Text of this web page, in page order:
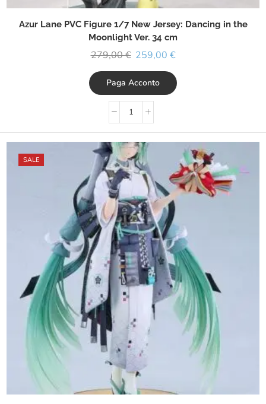
Azur Lane PVC Figure 1/7 New Jersey: Dancing in the
Moonlight Ver. 34 cm
279,00€ 259,00 €
Paga Acconto
SALE